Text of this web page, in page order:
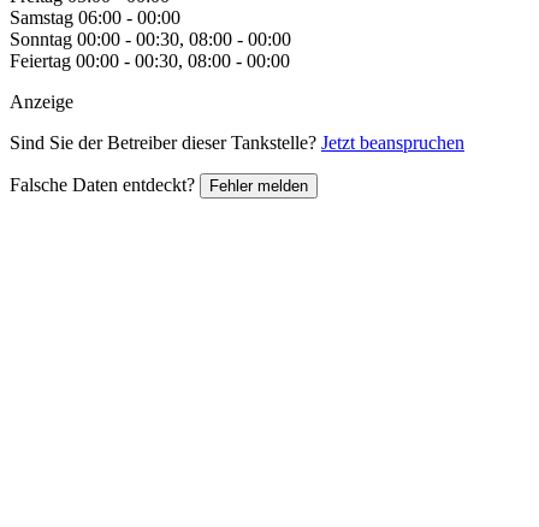
Samstag 06:00 - 00:00
Sonntag 00:00 - 00:30, 08:00 - 00:00
Feiertag 00:00 - 00:30, 08:00 - 00:00
Anzeige
Sind Sie der Betreiber dieser Tankstelle? Jetzt beanspruchen
Falsche Daten entdeckt? Fehler melden